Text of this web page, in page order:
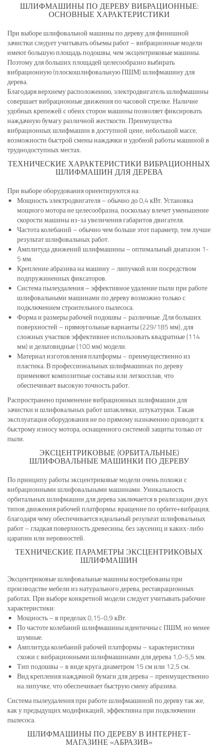
ШЛИФМАШИНЫ ПО ДЕРЕВУ ВИБРАЦИОННЫЕ:
ОСНОВНЫЕ ХАРАКТЕРИСТИКИ
При выборе шлифовальной машины по дереву для финишной
зачистки следует учитывать объемы работ – вибрационные модели
имеют большую площадь подошвы, чем эксцентриковые машины.
Поэтому для больших площадей целесообразно выбирать
вибрационную (плоскошлифовальную ПШМ) шлифмашину для
дерева.
Благодаря верхнему расположению, электродвигатель шлифмашины
совершает вибрационные движения по часовой стрелке. Наличие
удобных крепежей с обеих сторон машины позволяет фиксировать
наждачную бумагу различной жесткости. Преимущества
вибрационных шлифмашин в доступной цене, небольшой массе,
возможности быстрой смены наждачки и удобной работы машиной в
труднодоступных местах.
ТЕХНИЧЕСКИЕ ХАРАКТЕРИСТИКИ ВИБРАЦИОННЫХ
ШЛИФМАШИН ДЛЯ ДЕРЕВА
При выборе оборудования ориентируются на:
Мощность электродвигателя – обычно до 0,4 кВт. Установка
мощного мотора не целесообразна, поскольку влечет уменьшение
скорости машины из-за увеличения габаритов двигателя.
Частота колебаний – обычно чем больше этот параметр, тем лучше
результат шлифовальных работ.
Амплитуда движений шлифмашины – оптимальный диапазон 1-
5 мм.
Крепление абразива на машину – липучкой или посредством
подпружиненных фиксаторов.
Система пылеудаления – эффективное удаление пыли при работе
шлифовальными машинами по дереву возможно только с
подключением строительного пылесоса.
Форма и размеры рабочей подошвы – различные. Для больших
поверхностей – прямоугольные варианты (229/185 мм), для
сложных участков эффективнее использовать квадратные (114
мм) и дельтовидные (100 мм) модели.
Материал изготовления платформы – преимущественно из
пластика. В профессиональных шлифмашинах по дереву
применяют композитные составы или легкосплав, что
обеспечивает высокую точность работ.
Распространено применение вибрационных шлифмашин для
зачистки и шлифовальных работ шпаклевки, штукатурки. Такая
эксплуатация оборудования не по прямому назначению приводит к
быстрому износу мотора, оснащенного системой защиты только от
пыли.
ЭКСЦЕНТРИКОВЫЕ (ОРБИТАЛЬНЫЕ)
ШЛИФОВАЛЬНЫЕ МАШИНКИ ПО ДЕРЕВУ
По принципу работы эксцентриковые модели очень похожи с
вибрационными шлифовальными машинами. Уникальность
орбитальных шлифмашин для дерева заключается в реализации двух
типов движения рабочей платформы: вращение по орбите+вибрация,
благодаря чему обеспечивается идеальный результат шлифовальных
работ – гладкая поверхность древесины, без заусениц и каких-либо
царапин или неровностей.
ТЕХНИЧЕСКИЕ ПАРАМЕТРЫ ЭКСЦЕНТРИКОВЫХ
ШЛИФМАШИН
Эксцентриковые шлифовальные машины востребованы при
производстве мебели из натурального дерева, реставрационных
работах. При выборе конкретной модели следует учитывать рабочие
характеристики:
Мощность – в пределах 0,15-0,9 кВт.
По частоте колебаний шлифмашины идентичны с ПШМ, но менее
шумные.
Амплитуда колебаний рабочей платформы – характеристики
схожи с вибрационными шлифмашинами для дерева 1,0-5,5 мм.
Тип подошвы – в виде круга диаметром 15 см или 12,5 см.
Вид крепления наждачной бумаги для дерева – преимущественно
на липучке, что обеспечивает быструю смену абразива.
Система пылеудаления при работе шлифмашиной по дереву так же,
как у предыдущих модификаций, эффективна при подключении
пылесоса.
ШЛИФМАШИНЫ ПО ДЕРЕВУ В ИНТЕРНЕТ-
МАГАЗИНЕ «АБРАЗИВ»